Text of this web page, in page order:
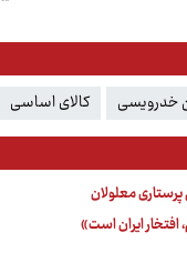
خدرویسی کالای اساسی
ایران است»